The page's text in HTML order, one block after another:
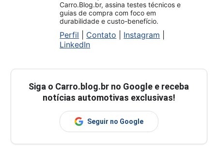
Carro.Blog.br, assina testes técnicos e
guias de compra com foco em
durabilidade e custo-benefício.
Perfil Contato Instagram
LinkedIn
Siga o Carro.blog.br no Google e receba
notícias automotivas exclusivas!
Seguir no Google